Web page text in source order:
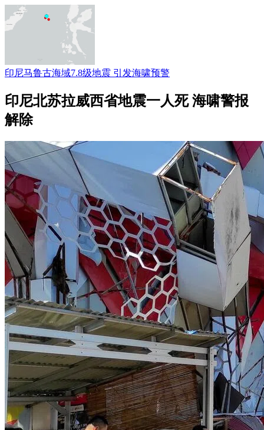
印尼马鲁古海域7.8级地震 引发海啸预警
印尼北苏拉威西省地震一人死 海啸警报
解除